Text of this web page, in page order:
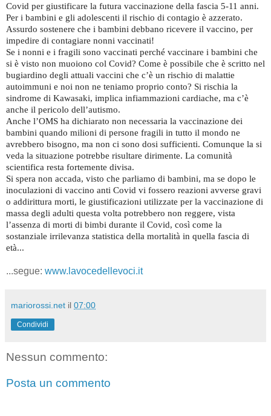
Covid per giustificare la futura vaccinazione della fascia 5-11 anni.
Per i bambini e gli adolescenti il rischio di contagio è azzerato.
Assurdo sostenere che i bambini debbano ricevere il vaccino, per
impedire di contagiare nonni vaccinati!
Se i nonni e i fragili sono vaccinati perché vaccinare i bambini che
si è visto non muoiono col Covid? Come è possibile che è scritto nel
bugiardino degli attuali vaccini che c’è un rischio di malattie
autoimmuni e noi non ne teniamo proprio conto? Si rischia la
sindrome di Kawasaki, implica infiammazioni cardiache, ma c’è
anche il pericolo dell’autismo.
Anche l’OMS ha dichiarato non necessaria la vaccinazione dei
bambini quando milioni di persone fragili in tutto il mondo ne
avrebbero bisogno, ma non ci sono dosi sufficienti. Comunque la si
veda la situazione potrebbe risultare dirimente. La comunità
scientifica resta fortemente divisa.
Si spera non accada, visto che parliamo di bambini, ma se dopo le
inoculazioni di vaccino anti Covid vi fossero reazioni avverse gravi
o addirittura morti, le giustificazioni utilizzate per la vaccinazione di
massa degli adulti questa volta potrebbero non reggere, vista
l’assenza di morti di bimbi durante il Covid, così come la
sostanziale irrilevanza statistica della mortalità in quella fascia di
età...
...segue: www.lavocedellevoci.it
mariorossi.net il 07:00
Condividi
Nessun commento:
Posta un commento